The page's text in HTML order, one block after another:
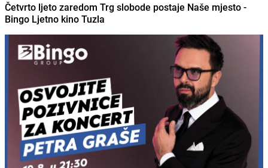
Četvrto ljeto zaredom Trg slobode postaje Naše mjesto -
Bingo Ljetno kino Tuzla